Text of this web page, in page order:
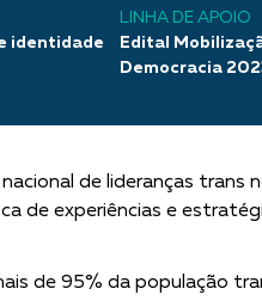
identidade
LINHA DE APOIO
Edital
Democracia
de lideranças trans
de experiências e
de 95% da população